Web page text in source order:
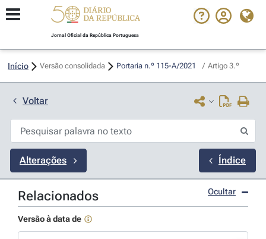
Jornal Oficial da República Portuguesa
Início Versão consolidada Portaria n.º 115-A/2021 / Artigo 3.º
Voltar
Alterações Índice
Relacionados Ocultar
Versão à data de